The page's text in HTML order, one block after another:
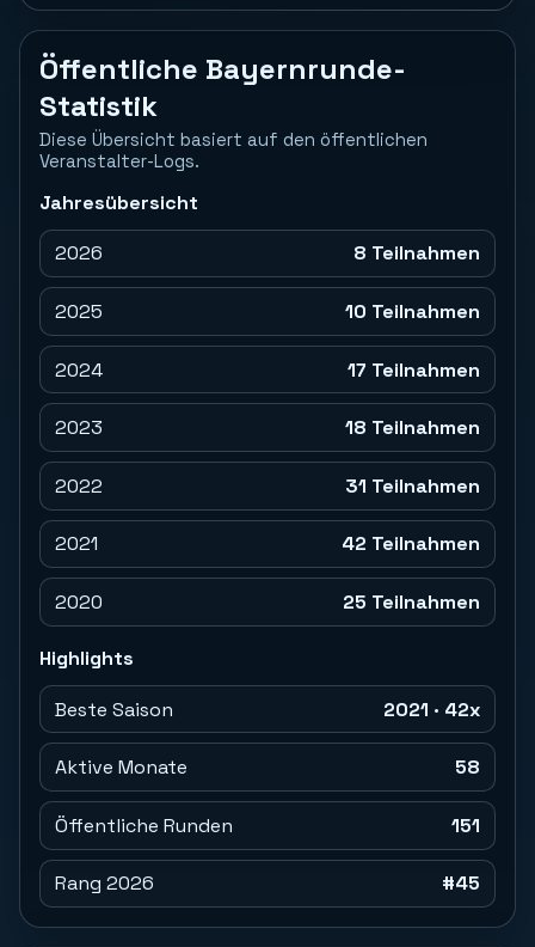
Öffentliche Bayernrunde-
Statistik
Diese Übersicht basiert auf den öffentlichen
Veranstalter-Logs.
Jahresübersicht
2026 8 Teilnahmen
2025 10 Teilnahmen
2024 17 Teilnahmen
2023 18 Teilnahmen
2022 31 Teilnahmen
2021 42 Teilnahmen
2020 25 Teilnahmen
Highlights
Beste Saison 2021 · 42x
Aktive Monate 58
Öffentliche Runden 151
Rang 2026 #45